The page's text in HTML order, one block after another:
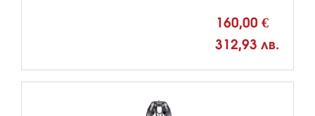
160,00 €
312,93 лв.